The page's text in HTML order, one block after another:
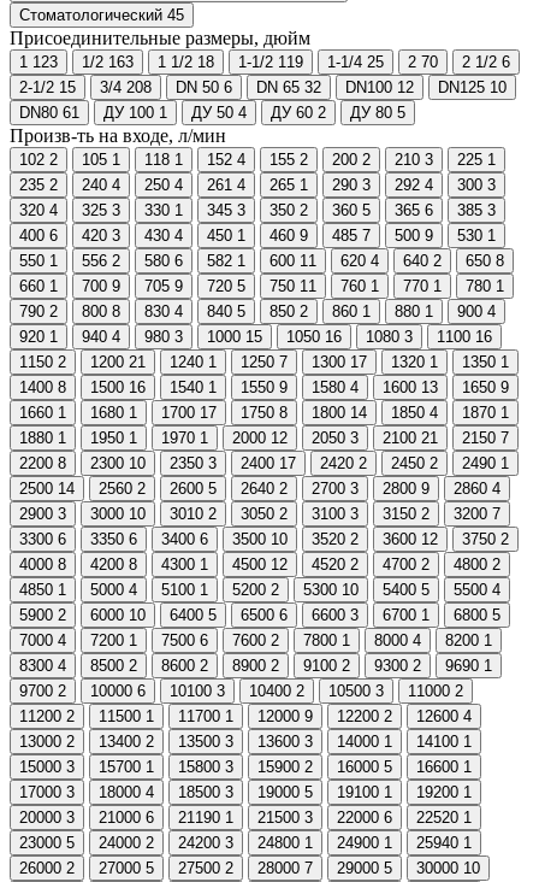
Стоматологический 45
Присоединительные размеры, дюйм
1 123 1/2 163 1 1/2 18 1-1/2 119 1-1/4 25 2 70 2 1/2 6
2-1/2 15 3/4 208 DN 50 6 DN 65 32 DN100 12 DN125 10
DN80 61 ДУ 100 1 ДУ 50 4 ДУ 60 2 ДУ 80 5
Произв-ть на входе, л/мин
102 2 105 1 118 1 152 4 155 2 200 2 210 3 225 1
235 2 240 4 250 4 261 4 265 1 290 3 292 4 300 3
320 4 325 3 330 1 345 3 350 2 360 5 365 6 385 3
400 6 420 3 430 4 450 1 460 9 485 7 500 9 530 1
550 1 556 2 580 6 582 1 600 11 620 4 640 2 650 8
660 1 700 9 705 9 720 5 750 11 760 1 770 1 780 1
790 2 800 8 830 4 840 5 850 2 860 1 880 1 900 4
920 1 940 4 980 3 1000 15 1050 16 1080 3 1100 16
1150 2 1200 21 1240 1 1250 7 1300 17 1320 1 1350 1
1400 8 1500 16 1540 1 1550 9 1580 4 1600 13 1650 9
1660 1 1680 1 1700 17 1750 8 1800 14 1850 4 1870 1
1880 1 1950 1 1970 1 2000 12 2050 3 2100 21 2150 7
2200 8 2300 10 2350 3 2400 17 2420 2 2450 2 2490 1
2500 14 2560 2 2600 5 2640 2 2700 3 2800 9 2860 4
2900 3 3000 10 3010 2 3050 2 3100 3 3150 2 3200 7
3300 6 3350 6 3400 6 3500 10 3520 2 3600 12 3750 2
4000 8 4200 8 4300 1 4500 12 4520 2 4700 2 4800 2
4850 1 5000 4 5100 1 5200 2 5300 10 5400 5 5500 4
5900 2 6000 10 6400 5 6500 6 6600 3 6700 1 6800 5
7000 4 7200 1 7500 6 7600 2 7800 1 8000 4 8200 1
8300 4 8500 2 8600 2 8900 2 9100 2 9300 2 9690 1
9700 2 10000 6 10100 3 10400 2 10500 3 11000 2
11200 2 11500 1 11700 1 12000 9 12200 2 12600 4
13000 2 13400 2 13500 3 13600 3 14000 1 14100 1
15000 3 15700 1 15800 3 15900 2 16000 5 16600 1
17000 3 18000 4 18500 3 19000 5 19100 1 19200 1
20000 3 21000 6 21190 1 21500 3 22000 6 22520 1
23000 5 24000 2 24200 3 24800 1 24900 1 25940 1
26000 2 27000 5 27500 2 28000 7 29000 5 30000 10